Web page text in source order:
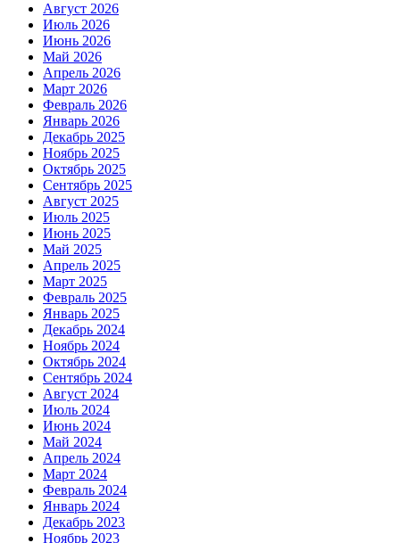
Август 2026
Июль 2026
Июнь 2026
Май 2026
Апрель 2026
Март 2026
Февраль 2026
Январь 2026
Декабрь 2025
Ноябрь 2025
Октябрь 2025
Сентябрь 2025
Август 2025
Июль 2025
Июнь 2025
Май 2025
Апрель 2025
Март 2025
Февраль 2025
Январь 2025
Декабрь 2024
Ноябрь 2024
Октябрь 2024
Сентябрь 2024
Август 2024
Июль 2024
Июнь 2024
Май 2024
Апрель 2024
Март 2024
Февраль 2024
Январь 2024
Декабрь 2023
Ноябрь 2023